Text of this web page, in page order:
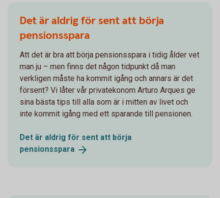
Det är aldrig för sent att börja
pensionsspara
Att det är bra att börja pensionsspara i tidig ålder vet
man ju – men finns det någon tidpunkt då man
verkligen måste ha kommit igång och annars är det
försent? Vi låter vår privatekonom Arturo Arques ge
sina bästa tips till alla som är i mitten av livet och
inte kommit igång med ett sparande till pensionen.
Det är aldrig för sent att börja
pensionsspara